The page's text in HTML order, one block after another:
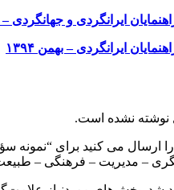
ایرانگردی و جهانگردی –
ایرانگردی – بهمن ۱۳۹۴
نوشته نشده است.
ارسال می کنید برای “نمونه
– مدیریت – فرهنگی –